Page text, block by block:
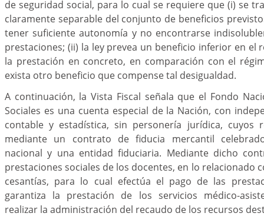
de seguridad social, para lo cual se requiere que (i) se
claramente separable del conjunto de beneficios
tener suficiente autonomía y no encontrarse
prestaciones; (ii) la ley prevea un beneficio inferior en el
la prestación en concreto, en comparación con el
exista otro beneficio que compense tal desigualdad.
A continuación, la Vista Fiscal señala que el Fondo
Sociales es una cuenta especial de la Nación, con
contable y estadística, sin personería jurídica, cuyos
mediante un contrato de fiducia mercantil
nacional y una entidad fiduciaria. Mediante dicho
prestaciones sociales de los docentes, en lo relacionado
cesantías, para lo cual efectúa el pago de las
garantiza la prestación de los servicios médico-
realizar la administración del recaudo de los recursos